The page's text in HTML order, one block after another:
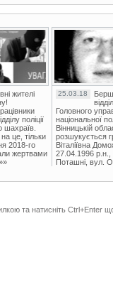
жителі
поліції
шахраїв.
це, тільки
2018-го
жертвами
25.03.18
Головного
національної
Вінницькій
розшукується
Віталіївна
27.04.1996 р.н.,
Поташні, вул.
та натисніть Ctrl+Enter